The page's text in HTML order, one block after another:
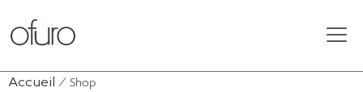
Accueil / Shop